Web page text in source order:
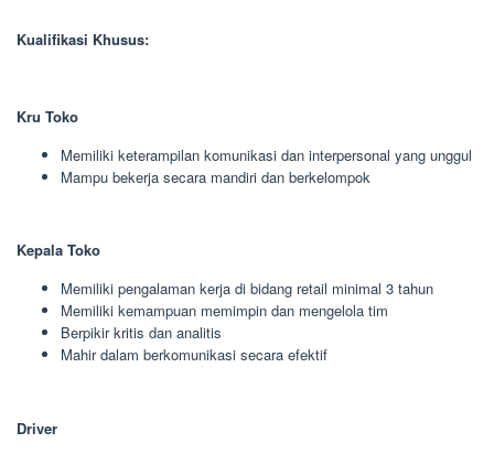
Kualifikasi Khusus:
Kru Toko
Memiliki keterampilan komunikasi dan interpersonal yang unggul
Mampu bekerja secara mandiri dan berkelompok
Kepala Toko
Memiliki pengalaman kerja di bidang retail minimal 3 tahun
Memiliki kemampuan memimpin dan mengelola tim
Berpikir kritis dan analitis
Mahir dalam berkomunikasi secara efektif
Driver